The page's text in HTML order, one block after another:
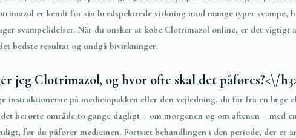
er kendt for sin bredspektrede virkning mod mange typer svampe,
svampelidelser. Når du ønsker at købe Clotrimazol online, er det vigtigt
bedste resultat og undgå bivirkninger.
jeg Clotrimazol, og hvor ofte skal det påføres?<\/
instruktionerne på medicinpakken eller den vejledning, du får fra en læge
berørte område to gange dagligt – om morgenen og om aftenen – med
før du påfører medicinen. Fortsæt behandlingen i den periode, der er